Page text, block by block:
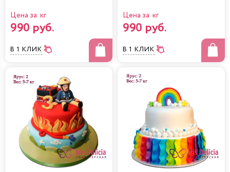
Цена за кг
990 руб.
В 1 КЛИК
Цена за кг
990 руб.
В 1 КЛИК